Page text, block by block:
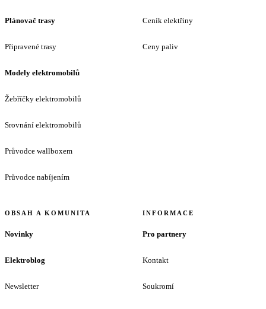
Plánovač trasy
Připravené trasy
Modely elektromobilů
Žebříčky elektromobilů
Srovnání elektromobilů
Průvodce wallboxem
Průvodce nabíjením
Ceník elektřiny
Ceny paliv
OBSAH A KOMUNITA
Novinky
Elektroblog
Newsletter
INFORMACE
Pro partnery
Kontakt
Soukromí